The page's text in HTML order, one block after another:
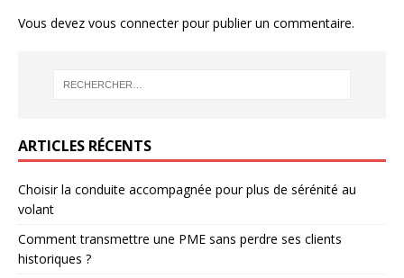
Vous devez vous connecterpour publier un commentaire.
ARTICLES RÉCENTS
Choisir la conduite accompagnée pour plus de sérénité au
volant
Comment transmettre une PME sans perdre ses clients
historiques ?